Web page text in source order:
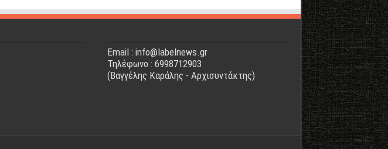
Email : info@labelnews.gr
Τηλέφωνο : 6998712903
(Βαγγέλης Καράλης - Αρχισυντάκτης)